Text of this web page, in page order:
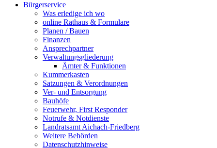
Bürgerservice
Was erledige ich wo
online Rathaus & Formulare
Planen / Bauen
Finanzen
Ansprechpartner
Verwaltungsgliederung
Ämter & Funktionen
Kummerkasten
Satzungen & Verordnungen
Ver- und Entsorgung
Bauhöfe
Feuerwehr, First Responder
Notrufe & Notdienste
Landratsamt Aichach-Friedberg
Weitere Behörden
Datenschutzhinweise